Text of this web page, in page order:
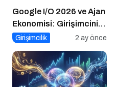
Google I/O 2026 ve Ajan
Ekonomisi: Girişimcinin
Yeni Rakibi Arama
Girişimcilik 2 ay önce